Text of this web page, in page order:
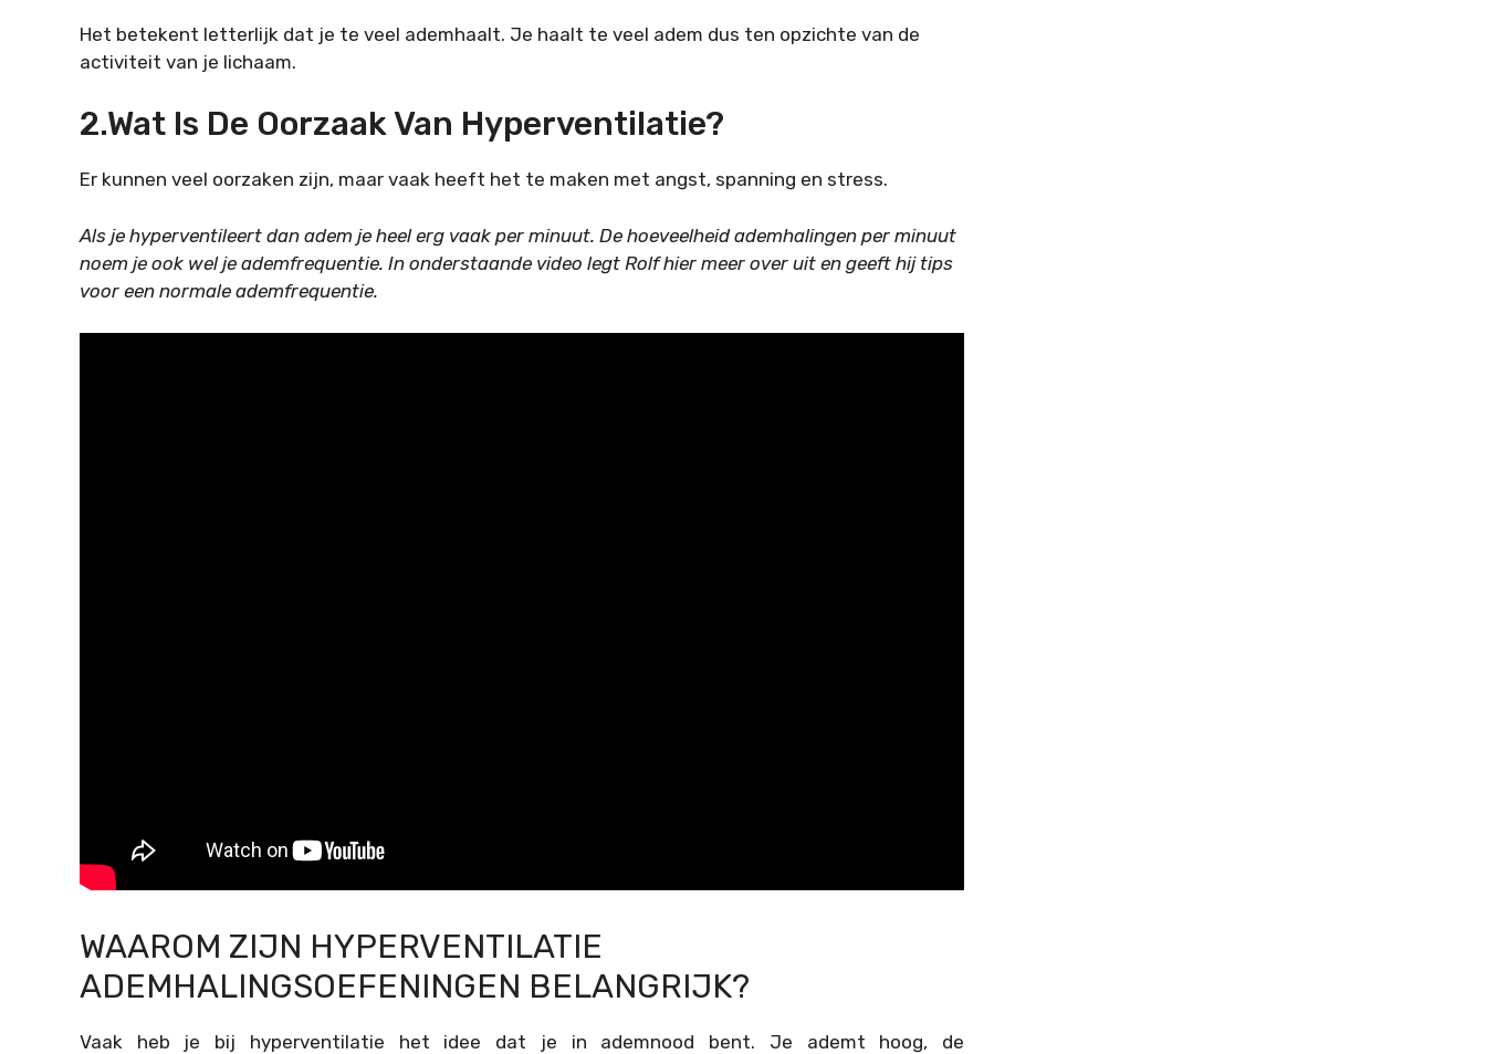
Het betekent letterlijk dat je te veel ademhaalt. Je haalt te veel adem dus ten opzichte van de
activiteit van je lichaam.
2.Wat Is De Oorzaak Van Hyperventilatie?
Er kunnen veel oorzaken zijn, maar vaak heeft het te maken met angst, spanning en stress.
Als je hyperventileert dan adem je heel erg vaak per minuut. De hoeveelheid ademhalingen per minuut
noem je ook wel je ademfrequentie. In onderstaande video legt Rolf hier meer over uit en geeft hij tips
voor een normale ademfrequentie.
WAAROM ZIJN HYPERVENTILATIE
ADEMHALINGSOEFENINGEN BELANGRIJK?
Vaak heb je bij hyperventilatie het idee dat je in ademnood bent. Je ademt hoog, de